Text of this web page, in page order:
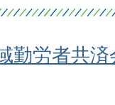
勤労者共済